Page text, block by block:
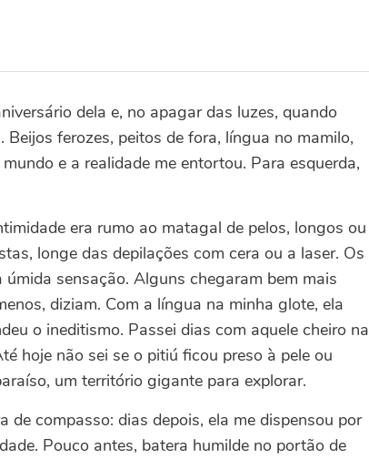
dela e, no apagar das luzes, quando
ferozes, peitos de fora, língua no mamilo,
e a realidade me entortou. Para esquerda,
era rumo ao matagal de pelos, longos ou
longe das depilações com cera ou a laser. Os
sensação. Alguns chegaram bem mais
diziam. Com a língua na minha glote, ela
o ineditismo. Passei dias com aquele cheiro na
hoje não sei se o pitiú ficou preso à pele ou
um território gigante para explorar.
de compasso: dias depois, ela me dispensou por
Pouco antes, batera humilde no portão de